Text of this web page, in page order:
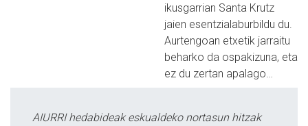
ikusgarrian Santa Krutz
jaien esentzialaburbildu du.
Aurtengoan etxetik jarraitu
beharko da ospakizuna, eta
ez du zertan apalago…
AIURRI hedabideak eskualdeko nortasun hitzak